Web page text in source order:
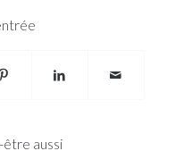
être aussi